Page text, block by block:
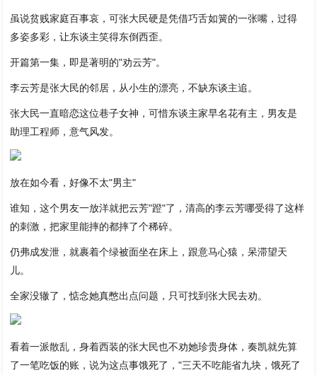
虽说贫贱家庭百事哀，可张大民硬是凭借巧舌如簧的一张嘴，过得
多姿多彩，让东谈主笑得东倒西歪。
开篇第一集，即是著明的"劝云芳"。
李云芳是张大民的邻居，从小生的漂亮，不缺东谈主追。
张大民一直暗恋这位巷子女神，可惜东谈主家早名花有主，男友是
助理工程师，意气风发。
放在如今看，好像不太"男主"
谁知，这个男友一放洋就把云芳"蹬"了，清高的李云芳哪受得了这样
的刺激，把家里能摔的都摔了个稀碎。
仍弗成发泄，就裹着个绿被面坐在床上，跟意马心猿，呆滞望天
儿。
全家没辙了，惦念她真憋出点问题，只可找到张大民去劝。
看着一派散乱，身着西装的张大民也不劝她珍贵身体，奏凯就先算
了一笔吃饭的账，说为这点事饿死了，"三天不吃能省九块，饿死了